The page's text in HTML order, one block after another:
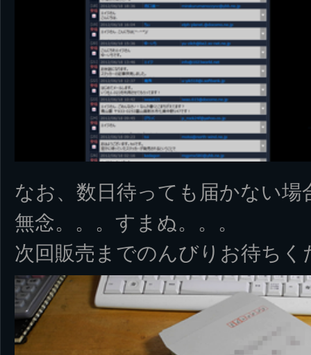
なお、数日待っても届かない場
無念。。。すまぬ。。。
次回販売までのんびりお待ちく